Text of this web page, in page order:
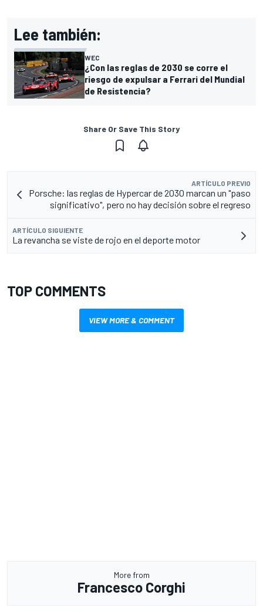
Lee también:
WEC
¿Con las reglas de 2030 se corre el
riesgo de expulsar a Ferrari del Mundial
de Resistencia?
Share Or Save This Story
ARTÍCULO PREVIO
Porsche: las reglas de Hypercar de 2030 marcan un "paso
significativo", pero no hay decisión sobre el regreso
ARTÍCULO SIGUIENTE
La revancha se viste de rojo en el deporte motor
TOP COMMENTS
VIEW MORE & COMMENT
More from
Francesco Corghi